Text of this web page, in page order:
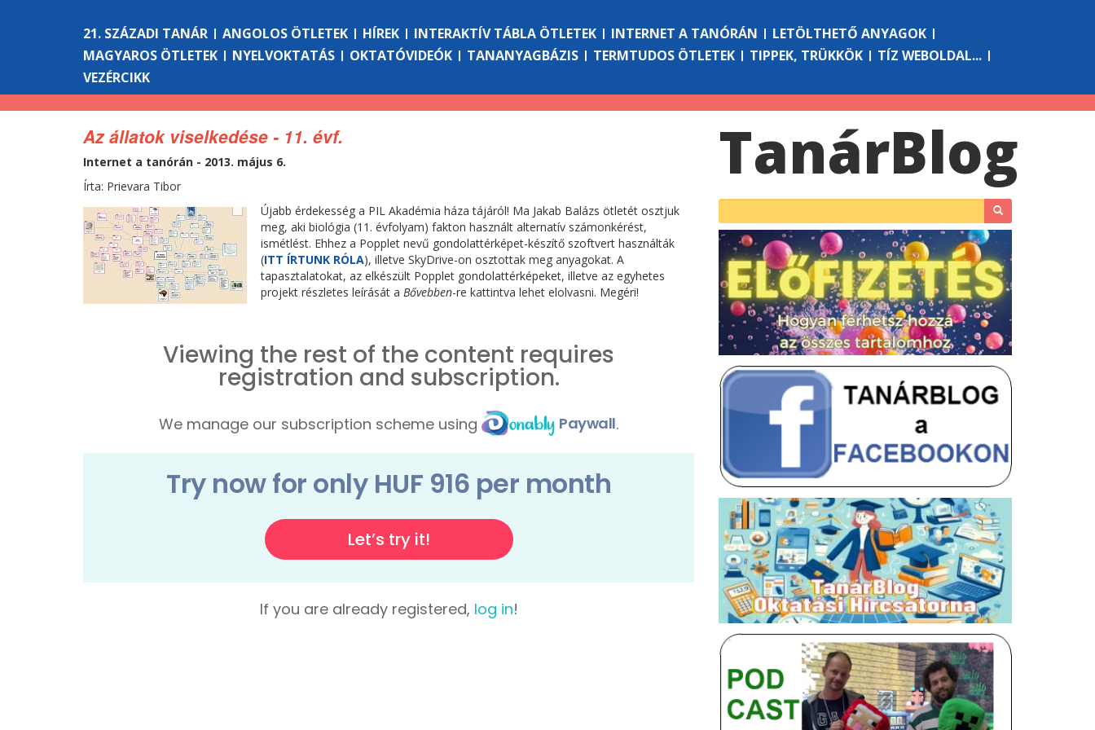
21. SZÁZADI TANÁR ANGOLOS ÖTLETEK HÍREK INTERAKTÍV TÁBLA ÖTLETEK INTERNET A TANÓRÁN
LETÖLTHETŐ ANYAGOK
MAGYAROS ÖTLETEK
NYELVOKTATÁS OKTATÓVIDEÓK TANANYAGBÁZIS TERMTUDOS ÖTLETEK TIPPEK, TRÜKKÖK
TÍZ WEBOLDAL...
VEZÉRCIKK
Az állatok viselkedése - 11. évf.
Internet a tanórán - 2013. május 6.
Írta: Prievara Tibor
Újabb érdekesség a PIL Akadémia háza tájáról! Ma Jakab Balázs ötletét osztjuk
meg, aki biológia (11. évfolyam) fakton használt alternatív számonkérést,
ismétlést. Ehhez a Popplet nevű gondolattérképet-készítő szoftvert használták
(ITT ÍRTUNK RÓLA), illetve SkyDrive-on osztottak meg anyagokat. A
tapasztalatokat, az elkészült Popplet gondolattérképeket, illetve az egyhetes
projekt részletes leírását a Bővebben-re kattintva lehet elolvasni. Megéri!
TanárBlog